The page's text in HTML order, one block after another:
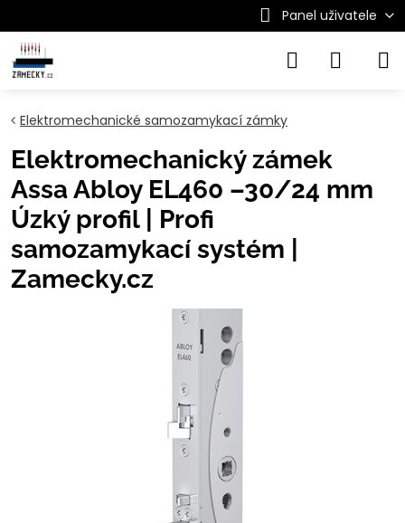
Panel uživatele
Elektromechanické samozamykací zámky
Elektromechanický zámek
Assa Abloy EL460 –30/24 mm
Úzký profil | Profi
samozamykací systém |
Zamecky.cz